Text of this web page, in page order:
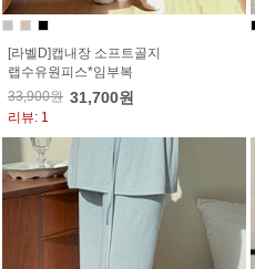
[라벨D]캡내장 소프트골지
랩수유원피스*임부복
33,900원 31,700원
리뷰: 1